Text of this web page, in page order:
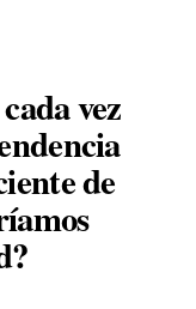
vez
de